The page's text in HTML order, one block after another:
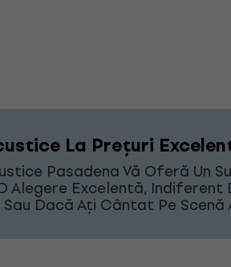
La Prețuri
Pasadena Vă Oferă Un
Alegere Excelentă,
Dacă Ați Cântat Pe Scenă